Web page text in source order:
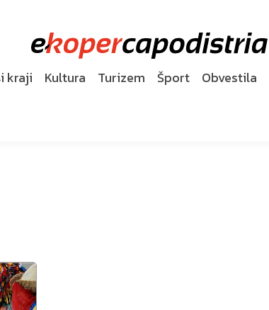
kraji Kultura Turizem Šport Obvestila